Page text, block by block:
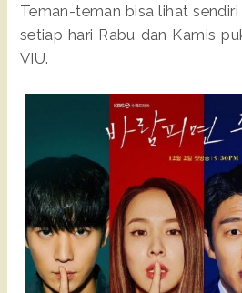
Teman-teman bisa lihat
setiap hari Rabu dan Kamis
VIU.